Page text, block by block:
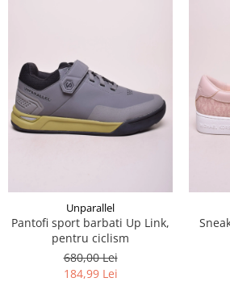
Unparallel
Pantofi sport barbati Up Link,
pentru ciclism
680,00 Lei
184,99 Lei